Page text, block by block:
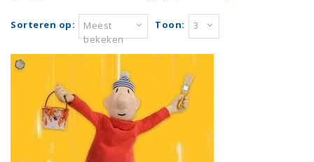
Sorteren op:
Meest
bekeken
Toon: 3